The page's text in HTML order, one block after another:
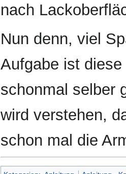
nach
Nun denn, viel
Aufgabe ist
schonmal selber
wird verstehen,
schon mal die